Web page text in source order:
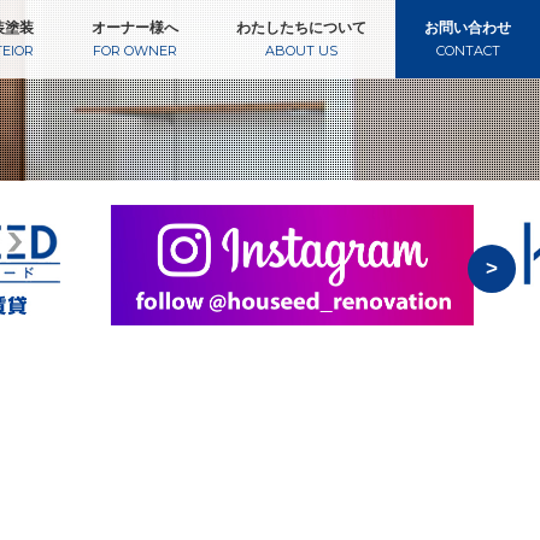
塗装
オーナー様へ
FOR OWNER
わたしたちについて
ABOUT US
お問い合わせ
CONTACT
>